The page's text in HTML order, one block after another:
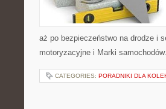
aż po bezpieczeństwo na drodze i
motoryzacyjne i Marki
CATEGORIES: PORADNIKI DLA